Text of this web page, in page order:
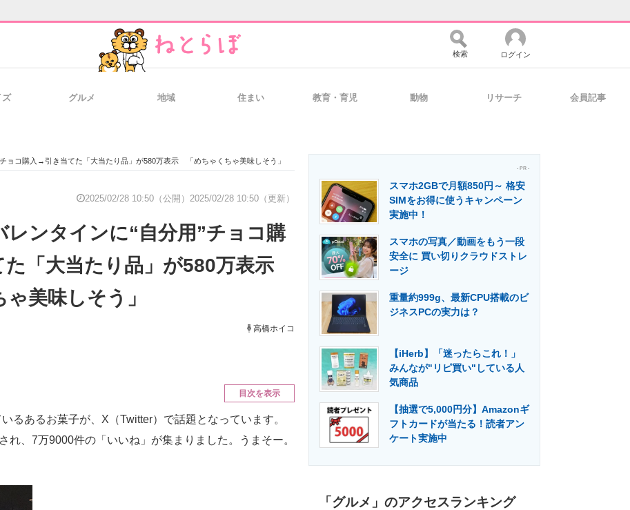
経営リーダーのコミュニティ マーケ×ITの今がよく分かる
IT製品の総合サイト 製造業のIT導入・活用を支援
エネルギーの専門メディア 建設×テクノロジーの最前線
検索 ログイン
ズ グルメ 地域 住まい 教育・育児 動物 リサーチ 会員記事
ョコ購入→引き当てた「大当たり品」が580万表示 「めちゃくちゃ美味しそう」
2025/02/28 10:50（公開） 2025/02/28 10:50（更新）
レンタインに“自分用”チョコ購
「大当たり品」が580万表示
ゃ美味しそう」
高橋ホイコ
目次を表示
るあるお菓子が、X（Twitter）で話題となっています。
れ、7万9000件の「いいね」が集まりました。うまそー。
- PR -
スマホ2GBで月額850円～ 格安
SIMをお得に使うキャンペーン
実施中！
スマホの写真／動画をもう一段
安全に 買い切りクラウドストレ
ージ
重量約999g、最新CPU搭載のビ
ジネスPCの実力は？
【iHerb】「迷ったらこれ！」
みんなが"リピ買い"している人
気商品
【抽選で5,000円分】Amazonギ
フトカードが当たる！読者アン
ケート実施中
「グルメ」のアクセスランキング